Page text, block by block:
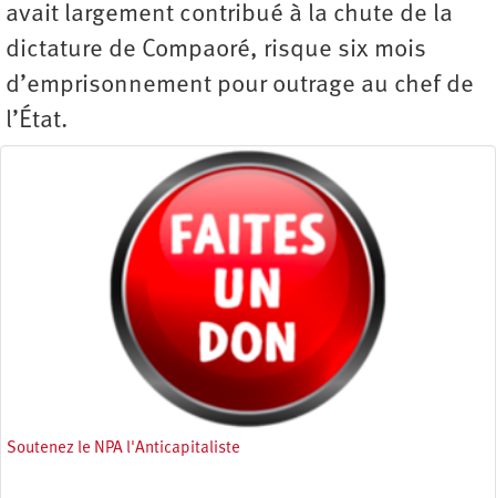
avait largement contribué à la chute de la
dictature de Compaoré, risque six mois
d’emprisonnement pour outrage au chef de
l’État.
Soutenez le NPA l'Anticapitaliste